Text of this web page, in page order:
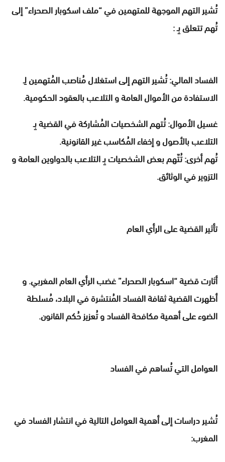
تُشير التهم الموجهة للمتهمين في “ملف اسكوبار الصحراء” إلى
تُهم تتعلق بِـ :
الفساد المالي: تُشير التهم إلى استغلال مُناصب المُتهمين لِـ
الاستفادة من الأموال العامة و التلاعب بالعقود الحكومية.
غسيل الأموال: تُتهم الشخصيات المُشاركة في القضية بِـ
التلاعب بالأصول و إخفاء المُكاسب غير القانونية.
تُهم أخرى: تُتّهم بعض الشخصيات بِـ التلاعب بالدواوين العامة و
التزوير في الوثائق.
تأثير القضية على الرأي العام
أثارت قضية “اسكوبار الصحراء” غضب الرأي العام المغربي. و
أظهرت القضية ثقافة الفساد المُنتشرة في البلاد، مُسلطة
الضوء على أهمية مكافحة الفساد و تُعزيز حُكم القانون.
العوامل التي تُساهم في الفساد
تُشير دراسات إلى أهمية العوامل التالية في انتشار الفساد في
المغرب: